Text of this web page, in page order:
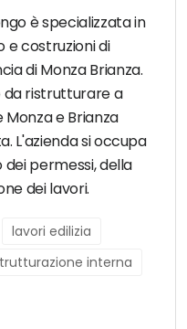
è specializzata in
e costruzioni di
di Monza Brianza.
ristrutturare a
e Brianza
L'azienda si occupa
permessi, della
dei lavori.
lavori edilizia
interna